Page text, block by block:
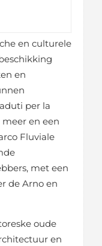
en culturele
en
per la
en een
Fluviale
met een
de Arno en
oude
en